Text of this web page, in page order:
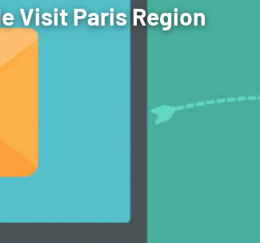
Visit Paris Region